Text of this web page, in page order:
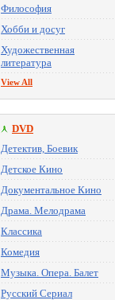
Философия
Хобби и досуг
Художественная
литература
View All
DVD
Детектив, Боевик
Детское Кино
Документальное Кино
Драма. Мелодрама
Классика
Комедия
Музыка. Опера. Балет
Русский Сериал